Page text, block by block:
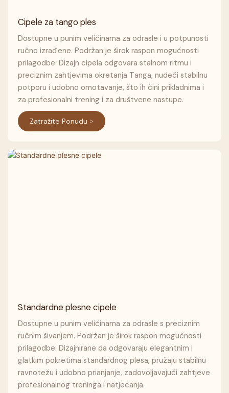
Cipele za tango ples
Dostupne u punim veličinama za odrasle i u potpunosti
ručno izrađene. Podržan je širok raspon mogućnosti
prilagodbe. Dizajn cipela odgovara stalnom ritmu i
preciznim zahtjevima okretanja Tanga, nudeći stabilnu
potporu i udobno omotavanje, što ih čini prikladnima i
za profesionalni trening i za društvene nastupe.
Zatražite Ponudu >
Standardne plesne cipele
Dostupne u punim veličinama za odrasle s preciznim
ručnim šivanjem. Podržan je širok raspon mogućnosti
prilagodbe. Dizajnirane da odgovaraju elegantnim i
glatkim pokretima standardnog plesa, pružaju stabilnu
ravnotežu i udobno prianjanje, zadovoljavajući zahtjeve
profesionalnog treninga i natjecanja.